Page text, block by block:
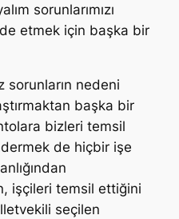
sorunlarımızı
etmek için başka bir
sorunların nedeni
başka bir
bizleri temsil
de hiçbir işe
işçileri temsil ettiğini
seçilen